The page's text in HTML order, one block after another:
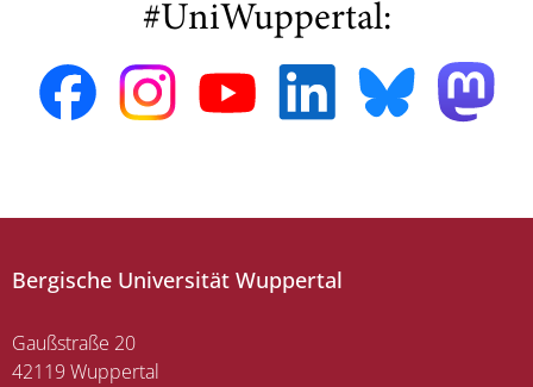
#UniWuppertal:
Bergische Universität Wuppertal
Gaußstraße 20
42119 Wuppertal